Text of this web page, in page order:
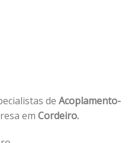
de Acoplamento-
em Cordeiro.